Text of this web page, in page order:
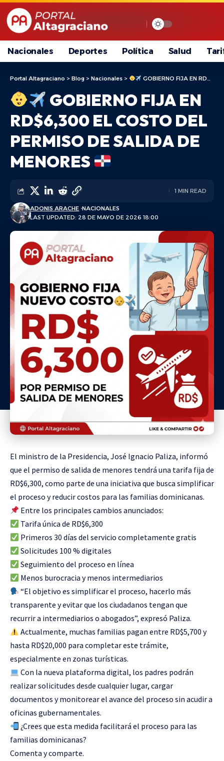
Nacionales Deportes Política Salud
Portal Altagraciano > Blog > Nacionales > GOBIERNO FIJA EN RD$6,300 EL COSTO DEL PERMISO DE SALIDA DE MENORES
GOBIERNO FIJA EN
RD$6,300 EL COSTO DEL
PERMISO DE SALIDA DE
MENORES
LAST UPDATED: 28 DE MAYO DE 2026 18:00
ADONIS ARACHE NACIONALES
1 MIN READ
El ministro de la Presidencia, José Ignacio Paliza, informó
que el permiso de salida de menores tendrá una tarifa fija de
RD$6,300, como parte de una iniciativa que busca simplificar
el proceso y reducir costos para las familias dominicanas.
Entre los principales cambios anunciados:
Tarifa única de RD$6,300
Primeros 30 días del servicio completamente gratis
Solicitudes 100 % digitales
Seguimiento del proceso en línea
Menos burocracia y menos intermediarios
“El objetivo es simplificar el proceso, hacerlo más
transparente y evitar que los ciudadanos tengan que
recurrir a intermediarios o abogados”, expresó Paliza.
Actualmente, muchas familias pagan entre RD$5,700 y
hasta RD$20,000 para completar este trámite,
especialmente en zonas turísticas.
Con la nueva plataforma digital, los padres podrán
realizar solicitudes desde cualquier lugar, cargar
documentos y monitorear el avance del proceso sin acudir a
oficinas gubernamentales.
¿Crees que esta medida facilitará el proceso para las
familias dominicanas?
Comenta y comparte.